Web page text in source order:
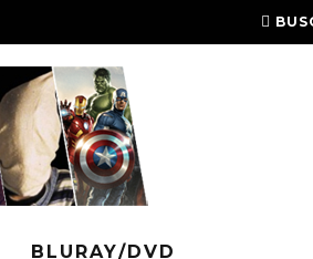
BLURAY/DVD